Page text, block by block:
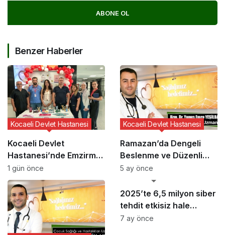
ABONE OL
Benzer Haberler
Kocaeli Devlet
Hastanesi’nde Emzirme
Haftası Etkinliği
Kocaeli Devlet Hastanesi
1 gün önce
Ramazan’da Dengeli
Beslenme ve Düzenli
Yaşam Vurgusu
Kocaeli Devlet Hastanesi
5 ay önce
2025’te 6,5 milyon siber
tehdit etkisiz hale
getirildi
GÜNCEL HABERLER
7 ay önce